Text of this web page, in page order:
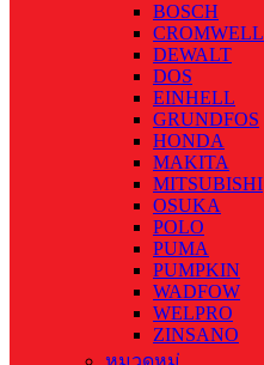
BOSCH
CROMWELL
DEWALT
DOS
EINHELL
GRUNDFOS
HONDA
MAKITA
MITSUBISHI
OSUKA
POLO
PUMA
PUMPKIN
WADFOW
WELPRO
ZINSANO
หมวดหมู่